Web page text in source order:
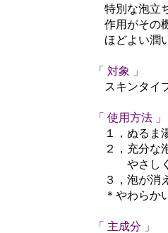
特別な泡立ちと
作用がその機能
ほどよい潤いを
「 対象 」
スキンタイプ、
「 使用方法 」
１，ぬるま湯で
２，充分な泡立
やさしくマッ
３，泡が消える
＊やわらかい
「 主成分 」